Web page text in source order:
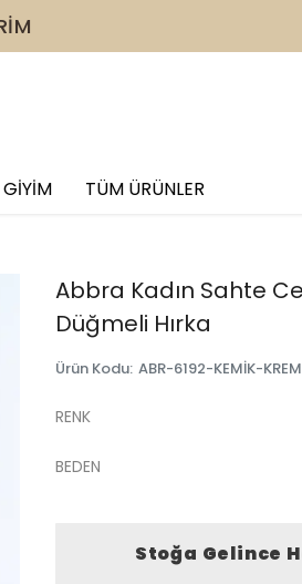
TÜM ÜRÜNLER
Abbra Kadın Sahte
Düğmeli Hırka
Ürün Kodu: ABR-6192-KEMİK-
RENK
BEDEN
Stoğa Gelince